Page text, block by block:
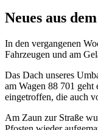
Neues aus
In den vergangenen
Fahrzeugen und am
Das Dach unseres
am Wagen 88 701 geht
eingetroffen, die auch
Am Zaun zur Straße